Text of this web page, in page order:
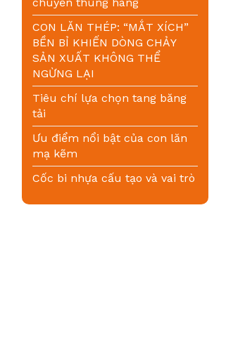
CON LĂN THÉP: “MẮT XÍCH”
BỀN BỈ KHIẾN DÒNG CHẢY
SẢN XUẤT KHÔNG THỂ
NGỪNG LẠI
Tiêu chí lựa chọn tang băng
tải
Ưu điểm nổi bật của con lăn
mạ kẽm
Cốc bi nhựa cấu tạo và vai trò